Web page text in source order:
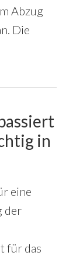
Abzug
Die
in
eine
der
für das